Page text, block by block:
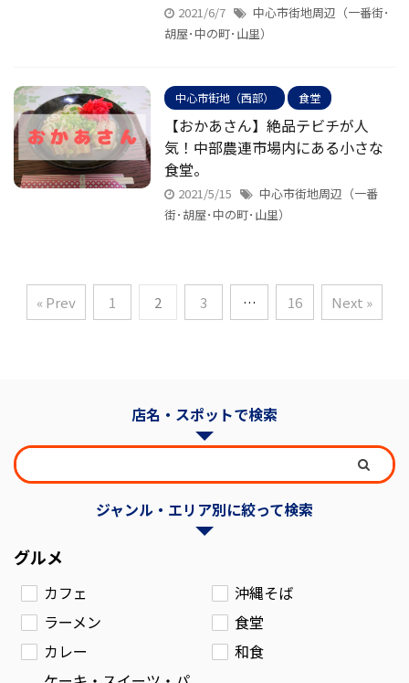
2021/6/7
中心市街地周辺（一番街･
胡屋･中の町･山里）
中心市街地（西部） 食堂
【おかあさん】絶品テビチが人
気！中部農連市場内にある小さな
食堂。
2021/5/15
中心市街地周辺（一番
街･胡屋･中の町･山里）
« Prev 1 2 3 … 16 Next »
店名・スポットで検索
ジャンル・エリア別に絞って検索
グルメ
カフェ
沖縄そば
ラーメン
食堂
カレー
和食